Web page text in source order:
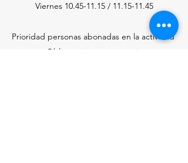
Viernes 10.45-11.15/ 11.15-11.45
Prioridad personas abonadas en la actividad
Obligatorio reserva previa